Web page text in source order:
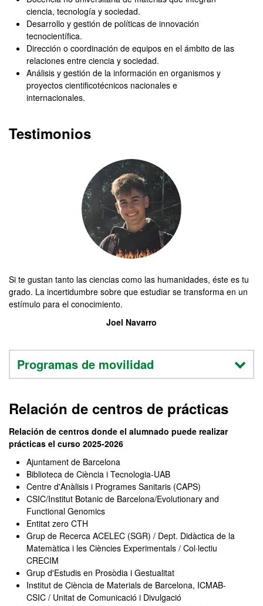
ciencia, tecnología y sociedad.
Desarrollo y gestión de políticas de innovación
tecnocientífica.
Dirección o coordinación de equipos en el ámbito de las
relaciones entre ciencia y sociedad.
Análisis y gestión de la información en organismos y
proyectos cientificotécnicos nacionales e
internacionales.
Testimonios
Si te gustan tanto las ciencias como las humanidades, éste es tu
grado. La incertidumbre sobre que estudiar se transforma en un
estímulo para el conocimiento.
Joel Navarro
Programas de movilidad
Relación de centros de prácticas
Relación de centros donde el alumnado puede realizar
prácticas el curso 2025-2026
Ajuntament de Barcelona
Biblioteca de Ciència i Tecnologia-UAB
Centre d'Anàlisis i Programes Sanitaris (CAPS)
CSIC/Institut Botanic de Barcelona/Evolutionary and
Functional Genomics
Entitat zero CTH
Grup de Recerca ACELEC (SGR) / Dept. Didàctica de la
Matemàtica i les Ciències Experimentals / Col·lectiu
CRECIM
Grup d'Estudis en Prosòdia i Gestualitat
Institut de Ciència de Materials de Barcelona, ICMAB-
CSIC / Unitat de Comunicació i Divulgació